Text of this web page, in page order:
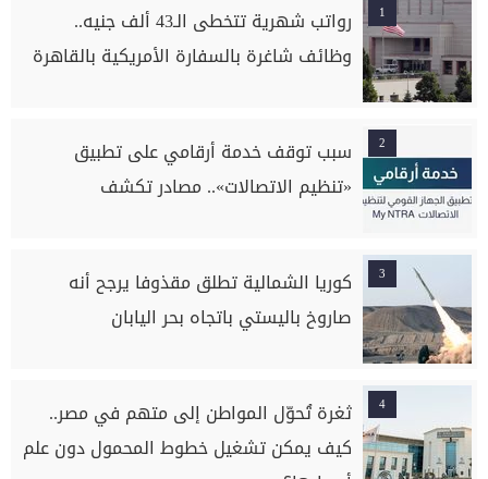
1
رواتب شهرية تتخطى الـ43 ألف جنيه..
وظائف شاغرة بالسفارة الأمريكية بالقاهرة
2
سبب توقف خدمة أرقامي على تطبيق
«تنظيم الاتصالات».. مصادر تكشف
3
كوريا الشمالية تطلق مقذوفا يرجح أنه
صاروخ باليستي باتجاه بحر اليابان
4
ثغرة تُحوّل المواطن إلى متهم في مصر..
كيف يمكن تشغيل خطوط المحمول دون علم